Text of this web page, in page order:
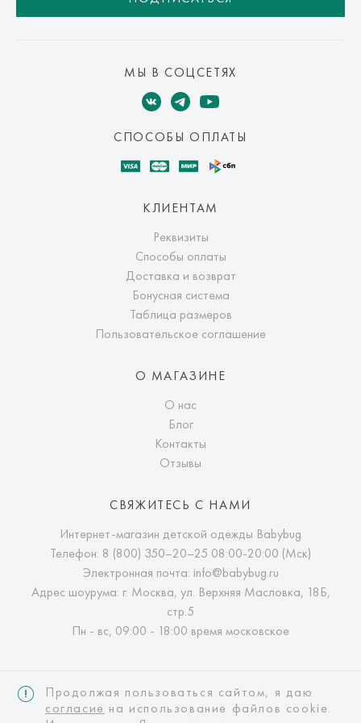
МЫ В СОЦСЕТЯХ
СПОСОБЫ ОПЛАТЫ
КЛИЕНТАМ
Реквизиты
Способы оплаты
Доставка и возврат
Бонусная система
Таблица размеров
Пользовательское соглашение
О МАГАЗИНЕ
О нас
Блог
Контакты
Отзывы
СВЯЖИТЕСЬ С НАМИ
Интернет-магазин детской одежды Babybug
Телефон: 8 (800) 350–20–25 08:00-20:00 (Мск)
Электронная почта: info@babybug.ru
Адрес шоурума: г. Москва, ул. Верхняя Масловка, 18Б,
стр.5
Пн - вс, 09:00 - 18:00 время московское
Продолжая пользоваться сайтом, я даю
согласие на использование файлов cookie.